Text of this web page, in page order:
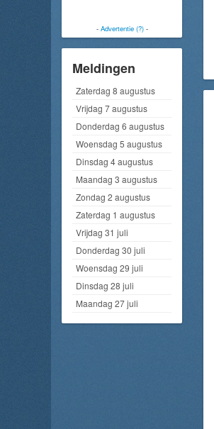
- Advertentie (?)-
Meldingen
Zaterdag 8 augustus
Vrijdag 7 augustus
Donderdag 6 augustus
Woensdag 5 augustus
Dinsdag 4 augustus
Maandag 3 augustus
Zondag 2 augustus
Zaterdag 1 augustus
Vrijdag 31 juli
Donderdag 30 juli
Woensdag 29 juli
Dinsdag 28 juli
Maandag 27 juli